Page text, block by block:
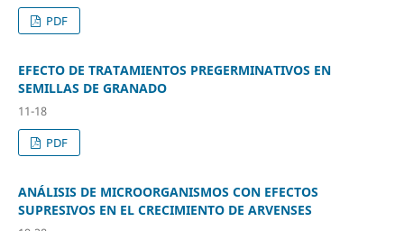
PDF
EFECTO DE TRATAMIENTOS PREGERMINATIVOS EN
SEMILLAS DE GRANADO
11-18
PDF
ANÁLISIS DE MICROORGANISMOS CON EFECTOS
SUPRESIVOS EN EL CRECIMIENTO DE ARVENSES